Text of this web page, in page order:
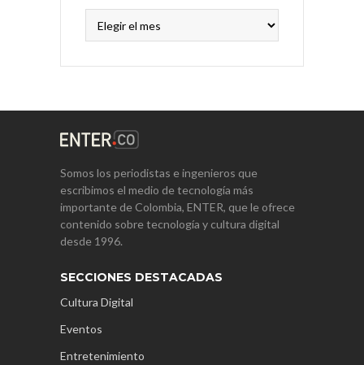
Somos los periodistas e ingenieros que
escribimos el medio de tecnología más
importante de Colombia, ENTER, que le ofrece
contenido sobre tecnología y cultura digital
desde 1996.
SECCIONES DESTACADAS
Cultura Digital
Eventos
Entretenimiento